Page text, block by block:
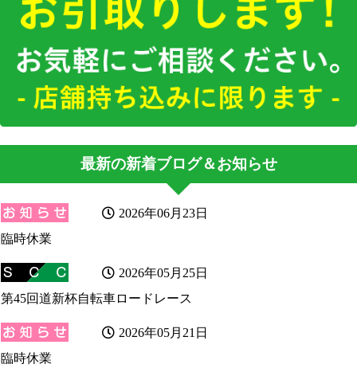
最新の新着ブログ＆お知らせ
2026年06月23日
臨時休業
2026年05月25日
第45回道新杯自転車ロードレース
2026年05月21日
臨時休業